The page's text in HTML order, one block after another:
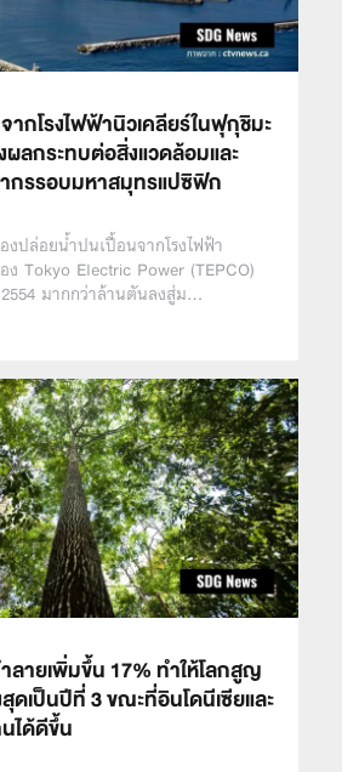
กโรงไฟฟ้านิวเคลียร์ในฟุกุชิมะ
ผลกระทบต่อสิ่งแวดล้อมและ
กรรอบมหาสมุทรแปซิฟิก
ปล่อยน้ำปนเปื้อนจากโรงไฟฟ้า
ง Tokyo Electric Power (TEPCO)
มากกว่าล้านตันลงสู่ม…
ลายเพิ่มขึ้น 17% ทำให้โลกสูญ
ดเป็นปีที่ 3 ขณะที่อินโดนีเซียและ
ได้ดีขึ้น